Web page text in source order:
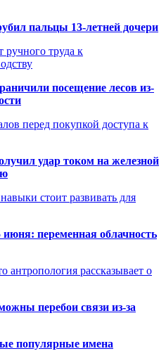
пальцы 13-летней дочери
ручного труда к
посещение лесов из-
перед покупкой доступа к
удар током на железной
стоит развивать для
переменная облачность
антропология рассказывает о
перебои связи из-за
популярные имена